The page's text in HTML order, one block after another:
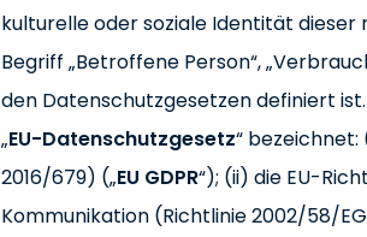
kulturelle oder soziale Identität dieser
Begriff „Betroffene Person“,
den Datenschutzgesetzen definiert ist.
„EU-Datenschutzgesetz“
2016/679) („EU GDPR“); (ii) die EU-
Kommunikation (Richtlinie 2002/58/